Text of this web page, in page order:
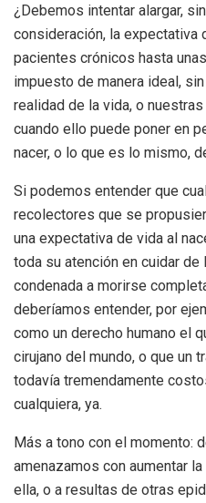
¿Debemos intentar alargar,
consideración, la expectativa
pacientes crónicos hasta
impuesto de manera ideal,
realidad de la vida, o
cuando ello puede poner en
nacer, o lo que es lo mismo,
Si podemos entender que
recolectores que se
una expectativa de vida al
toda su atención en cuidar
condenada a morirse
deberíamos entender, por
como un derecho humano el
cirujano del mundo, o que un
todavía tremendamente
cualquiera, ya.
Más a tono con el momento:
amenazamos con aumentar
ella, o a resultas de otras